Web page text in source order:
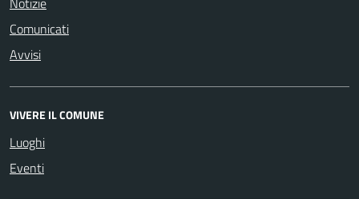
Comunicati
Avvisi
VIVERE IL COMUNE
Luoghi
Eventi